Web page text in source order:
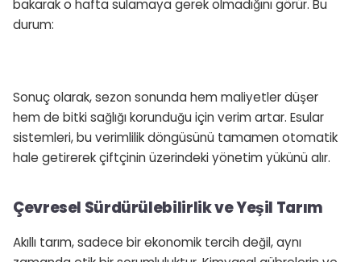
bakarak o hafta sulamaya gerek olmadığını görür. Bu
durum:
Sonuç olarak, sezon sonunda hem maliyetler düşer
hem de bitki sağlığı korunduğu için verim artar. Esular
sistemleri, bu verimlilik döngüsünü tamamen otomatik
hale getirerek çiftçinin üzerindeki yönetim yükünü alır.
Çevresel Sürdürülebilirlik ve Yeşil Tarım
Akıllı tarım, sadece bir ekonomik tercih değil, aynı